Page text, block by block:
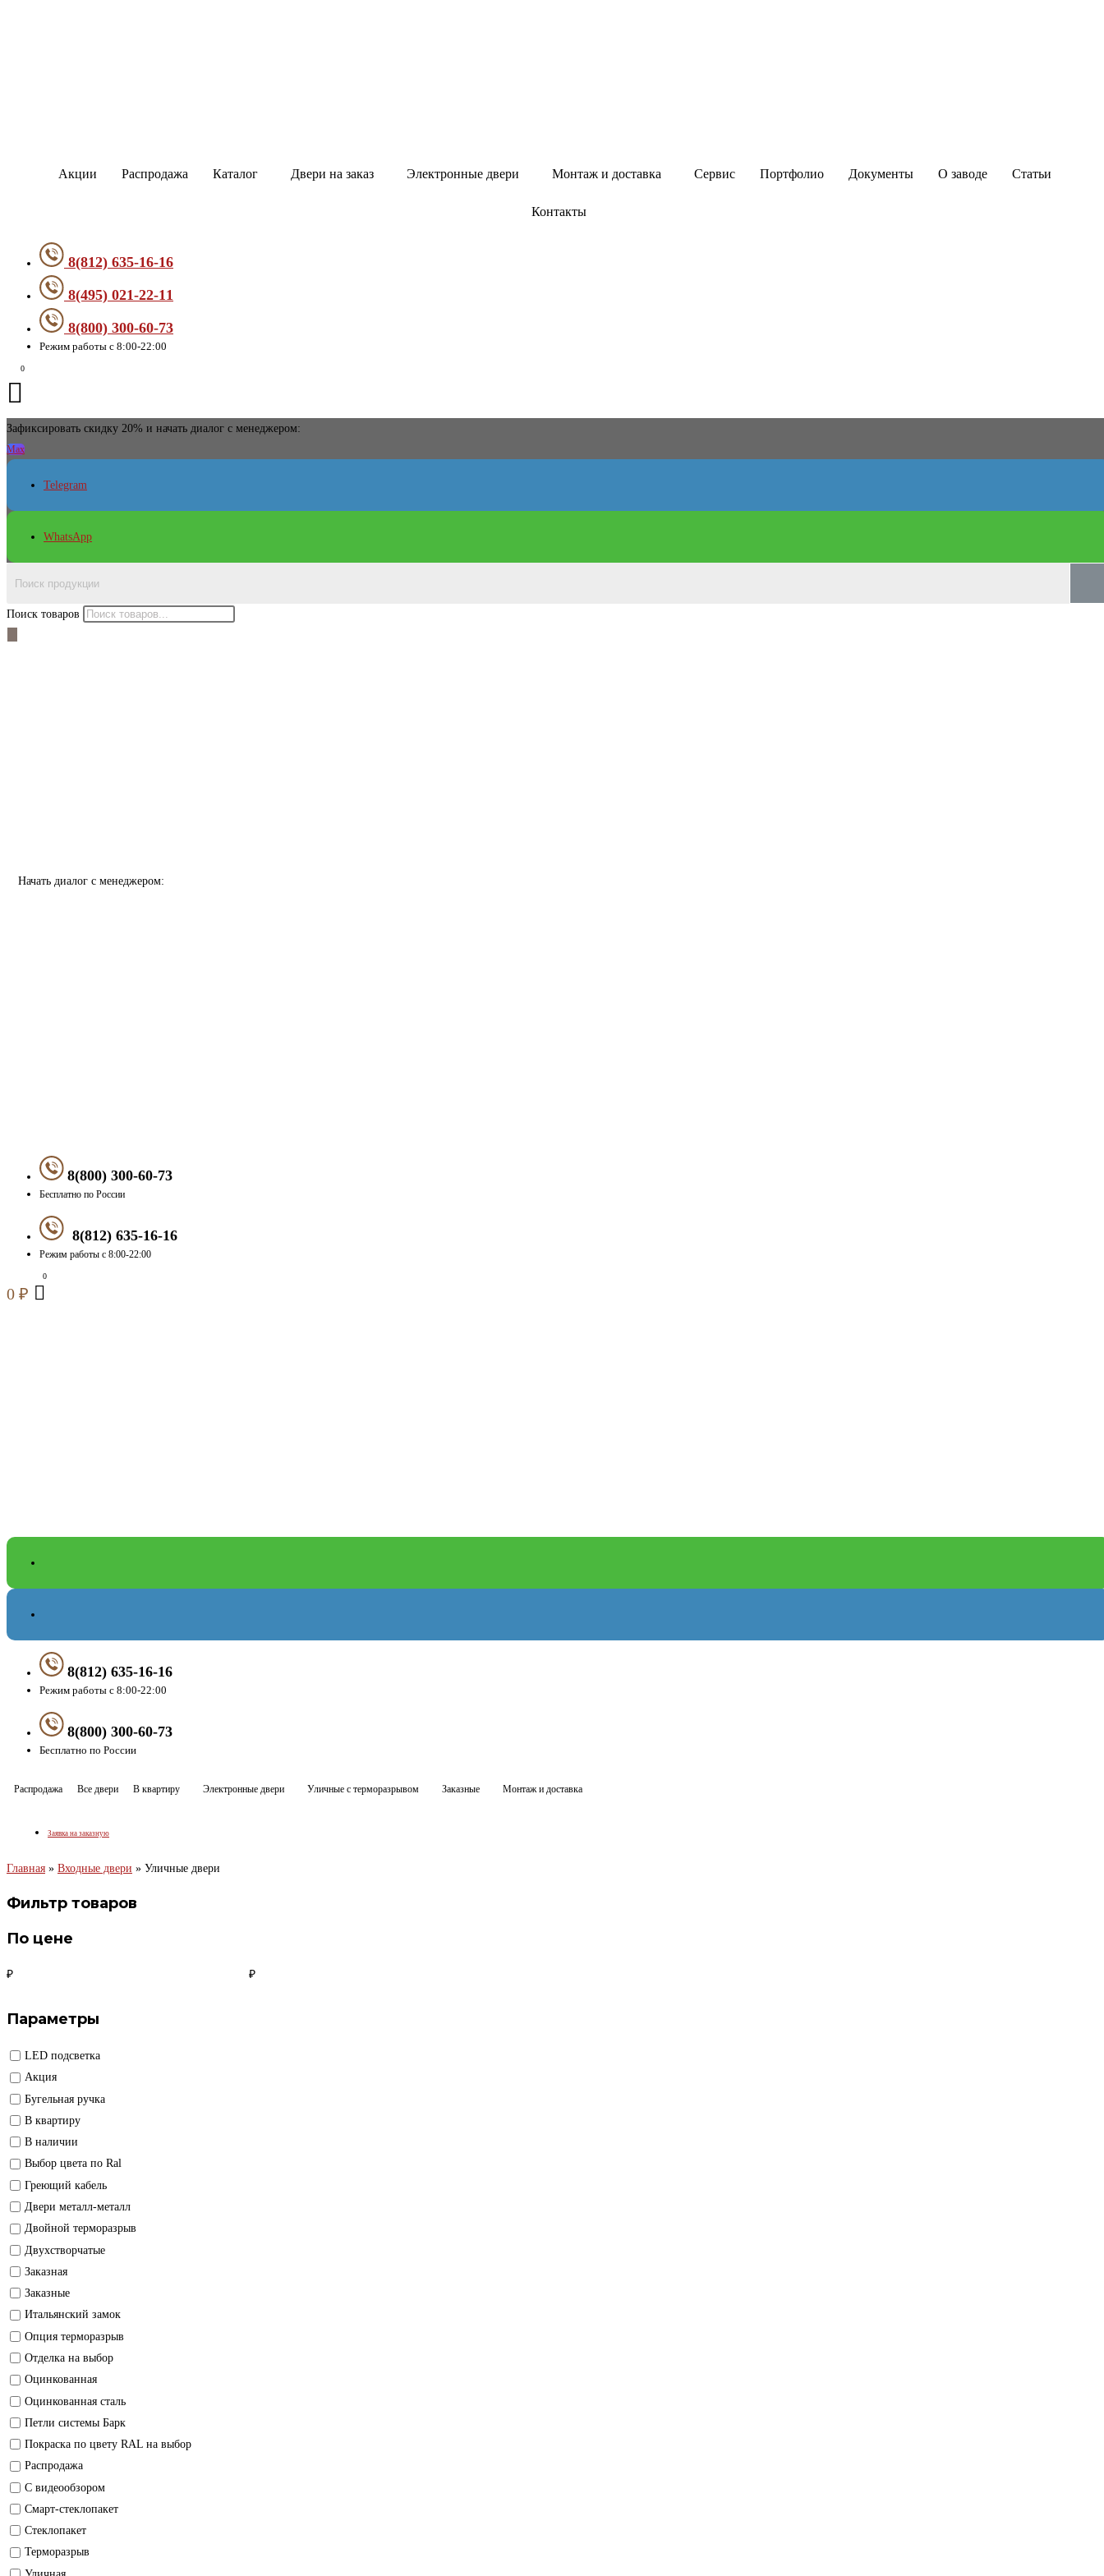
Акции Распродажа Каталог Двери на заказ Электронные двери Монтаж и доставка Сервис Портфолио Документы О заводе Статьи
Контакты
8(812) 635-16-16
8(495) 021-22-11
8(800) 300-60-73
Режим работы с 8:00-22:00
Зафиксировать скидку 20% и начать диалог с менеджером:
Max
Telegram
WhatsApp
Поиск товаров
Начать диалог с менеджером:
8(800) 300-60-73
Бесплатно по России
8(812) 635-16-16
Режим работы с 8:00-22:00
0 ₽
8(812) 635-16-16
Режим работы с 8:00-22:00
8(800) 300-60-73
Бесплатно по России
Распродажа Все двери В квартиру Электронные двери Уличные с терморазрывом Заказные Монтаж и доставка
Заявка на заказную
Главная » Входные двери » Уличные двери
Фильтр товаров
По цене
₽ ₽
Параметры
LED подсветка
Акция
Бугельная ручка
В квартиру
В наличии
Выбор цвета по Ral
Греющий кабель
Двери металл-металл
Двойной терморазрыв
Двухстворчатые
Заказная
Заказные
Итальянский замок
Опция терморазрыв
Отделка на выбор
Оцинкованная
Оцинкованная сталь
Петли системы Барк
Покраска по цвету RAL на выбор
Распродажа
С видеообзором
Смарт-стеклопакет
Стеклопакет
Терморазрыв